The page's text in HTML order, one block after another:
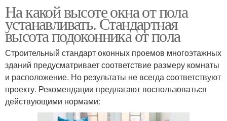
На какой высоте окна от пола
устанавливать. Стандартная
высота подоконника от пола
Строительный стандарт оконных проемов многоэтажных
зданий предусматривает соответствие размеру комнаты
и расположение. Но результаты не всегда соответствуют
проекту. Рекомендации предлагают воспользоваться
действующими нормами: